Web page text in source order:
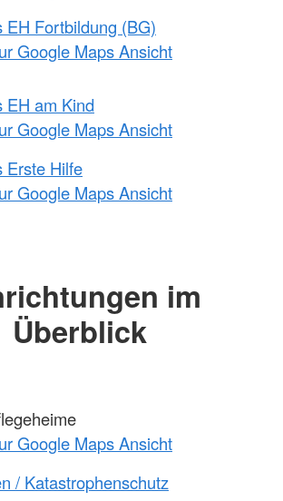
EH Fortbildung (BG)
Google Maps Ansicht
EH am Kind
Google Maps Ansicht
Erste Hilfe
Google Maps Ansicht
im
Überblick
Google Maps Ansicht
/ Katastrophenschutz